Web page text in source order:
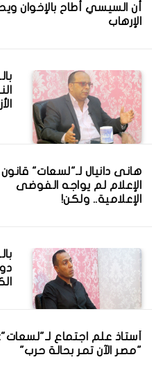
أن السيسي أطاح بالإخوان
الإرهاب
هانى دانيال لـ"لسعات" قانون
الإعلام لم يواجه الفوضى
الإعلامية.. ولكن!
أستاذ علم اجتماع
"مصر الآن تمر بحالة حرب"